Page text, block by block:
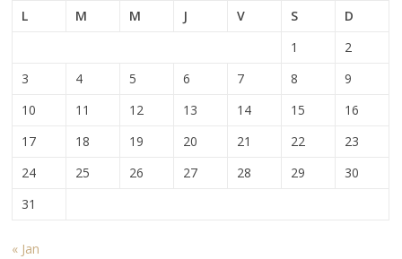
L
M M J V S
D
1
2
3
4 5 6 7 8
9
10
11 12 13 14 15
16
17
18 19 20 21 22
23
24
25 26 27 28 29
30
31
« Jan